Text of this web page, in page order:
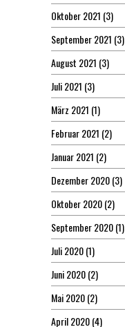
Oktober 2021 (3)
September 2021 (3)
August 2021 (3)
Juli 2021 (3)
März 2021 (1)
Februar 2021 (2)
Januar 2021 (2)
Dezember 2020(3)
Oktober 2020(2)
September 2020(1)
Juli 2020(1)
Juni 2020(2)
Mai 2020(2)
April 2020(4)